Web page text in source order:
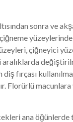
sonra ve
çiğneyici
diş fırçası
Florürlü
ana